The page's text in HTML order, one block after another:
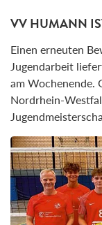
VV HUMANN
Einen erneuten
Jugendarbeit
am Wochenende.
Nordrhein-